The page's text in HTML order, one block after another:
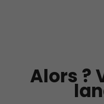
Alors ?